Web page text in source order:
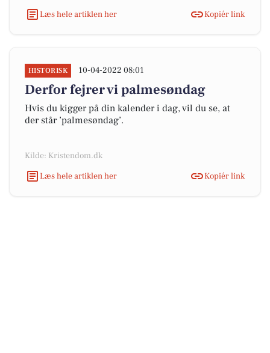
Læs hele artiklen her
Kopiér link
HISTORISK 10-04-2022 08:01
Derfor fejrer vi palmesøndag
Hvis du kigger på din kalender i dag, vil du se, at
der står ’palmesøndag’.
Kilde: Kristendom.dk
Læs hele artiklen her
Kopiér link